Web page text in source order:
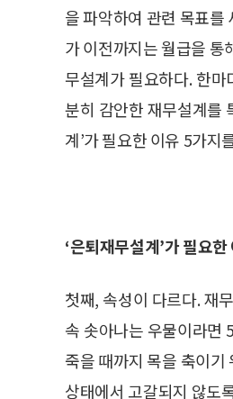
을 파악하여 관련 목표를
가 이전까지는 월급을 통
무설계가 필요하다. 한
분히 감안한 재무설계를
계’가 필요한 이유 5가지
‘은퇴재무설계’가 필요
첫째, 속성이 다르다. 재
속 솟아나는 우물이라면
죽을 때까지 목을 축이
상태에서 고갈되지 않도